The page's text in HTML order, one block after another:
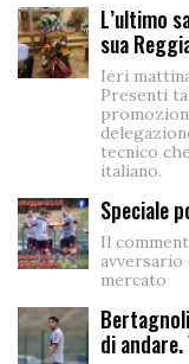
L’ultimo
sua
Ieri
Presenti
tecnico
italiano.
Speciale
Il
avversario
mercato
di